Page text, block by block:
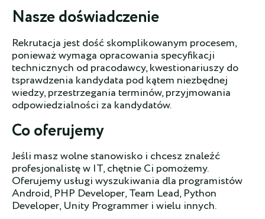
Nasze doświadczenie
Rekrutacja jest dość skomplikowanym procesem,
ponieważ wymaga opracowania specyfikacji
technicznych od pracodawcy, kwestionariuszy do
tsprawdzenia kandydata pod kątem niezbędnej
wiedzy, przestrzegania terminów, przyjmowania
odpowiedzialności za kandydatów.
Co oferujemy
Jeśli masz wolne stanowisko i chcesz znaleźć
profesjonalistę w IT, chętnie Ci pomożemy.
Oferujemy usługi wyszukiwania dla programistów
Android, PHP Developer, Team Lead, Python
Developer, Unity Programmer i wielu innych.